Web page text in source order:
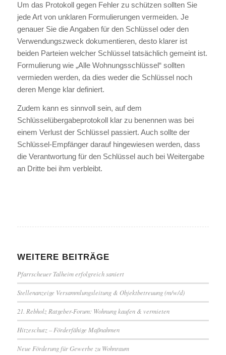
Um das Protokoll gegen Fehler zu schützen sollten Sie
jede Art von unklaren Formulierungen vermeiden. Je
genauer Sie die Angaben für den Schlüssel oder den
Verwendungszweck dokumentieren, desto klarer ist
beiden Parteien welcher Schlüssel tatsächlich gemeint ist.
Formulierung wie „Alle Wohnungsschlüssel“ sollten
vermieden werden, da dies weder die Schlüssel noch
deren Menge klar definiert.
Zudem kann es sinnvoll sein, auf dem
Schlüsselübergabeprotokoll klar zu benennen was bei
einem Verlust der Schlüssel passiert. Auch sollte der
Schlüssel-Empfänger darauf hingewiesen werden, dass
die Verantwortung für den Schlüssel auch bei Weitergabe
an Dritte bei ihm verbleibt.
WEITERE BEITRÄGE
Pfarrscheuer Talheim erfolgreich saniert
Stellenanzeige Versammlungsleitung & Objektbetreuung (m/w/d)
21. Rebholz Ratgeber-Forum: Wohnung kaufen & vermieten
Hitzeschutz – Förderfähige Maßnahmen
Neue Förderung für Gewerbe zu Wohnraum